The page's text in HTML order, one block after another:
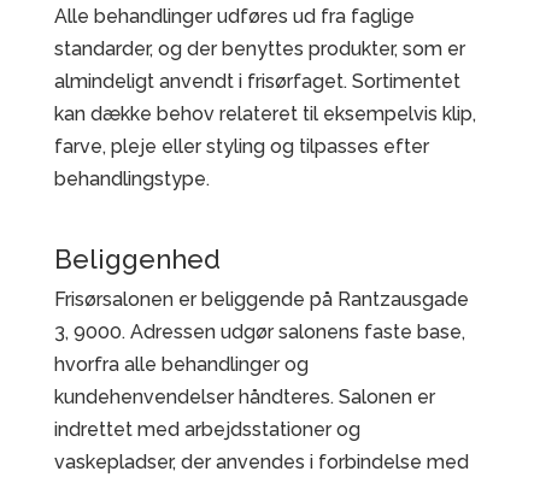
Alle behandlinger udføres ud fra faglige
standarder, og der benyttes produkter, som er
almindeligt anvendt i frisørfaget. Sortimentet
kan dække behov relateret til eksempelvis klip,
farve, pleje eller styling og tilpasses efter
behandlingstype.
Beliggenhed
Frisørsalonen er beliggende på Rantzausgade
3, 9000. Adressen udgør salonens faste base,
hvorfra alle behandlinger og
kundehenvendelser håndteres. Salonen er
indrettet med arbejdsstationer og
vaskepladser, der anvendes i forbindelse med